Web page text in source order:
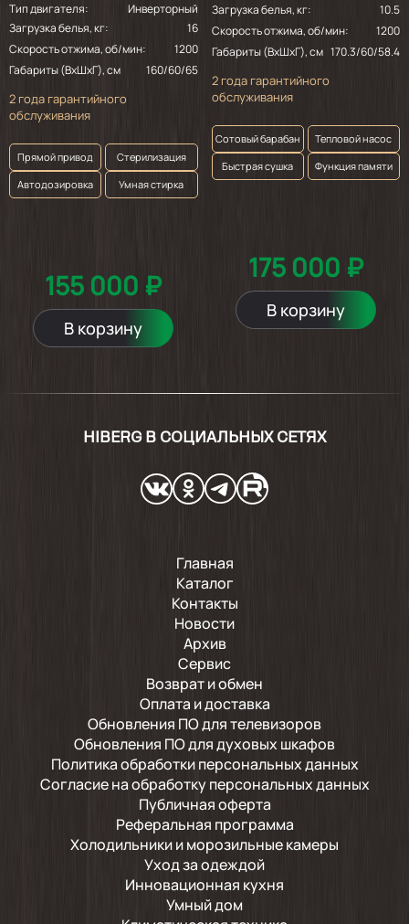
Тип двигателя:
Инверторный
Загрузка белья, кг:
16
Скорость отжима, об/мин:
1200
Габариты (ВхШхГ), см
160/60/65
2 года гарантийного
обслуживания
Прямой привод
Стерилизация
Автодозировка
Умная стирка
155 000 ₽
В корзину
Загрузка белья, кг:
10.5
Скорость отжима, об/мин:
1200
Габариты (ВхШхГ), см 170.3/60/58.4
2 года гарантийного
обслуживания
Сотовый барабан
Тепловой насос
Быстрая сушка
Функция памяти
175 000 ₽
В корзину
HIBERG В СОЦИАЛЬНЫХ СЕТЯХ
Главная
Каталог
Контакты
Новости
Архив
Сервис
Возврат и обмен
Оплата и доставка
Обновления ПО для телевизоров
Обновления ПО для духовых шкафов
Политика обработки персональных данных
Согласие на обработку персональных данных
Публичная оферта
Реферальная программа
Холодильники и морозильные камеры
Уход за одеждой
Инновационная кухня
Умный дом